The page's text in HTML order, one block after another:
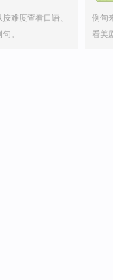
难度查看口语、
。
例句
看美